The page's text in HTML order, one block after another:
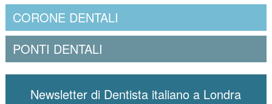
CORONE DENTALI
PONTI DENTALI
Newsletter di Dentista italiano a Londra